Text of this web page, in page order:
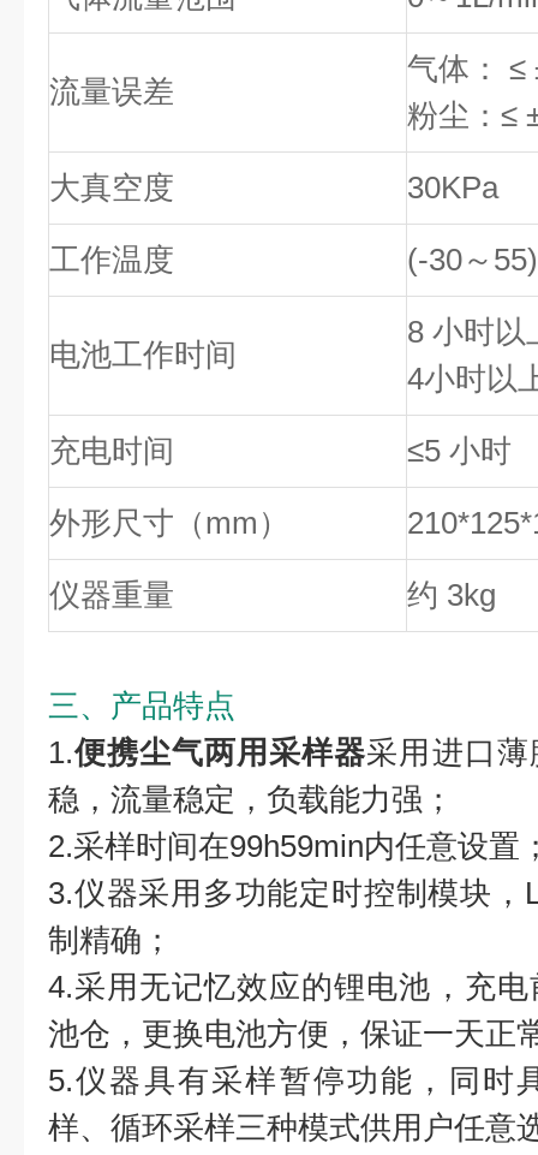
流量误差
气体： ≤
粉尘：≤
大真空度
30KPa
工作温度
(-30～
电池工作时间
8 小时以
4小时以
充电时间
≤5 小时
外形尺寸（mm）
仪器重量
约 3kg
三、产品特点
1.便携尘气两用采样器采用进口
稳，流量稳定，负载能力强；
2.采样时间在99h59min内任意设置
3.仪器采用多功能定时控制模块
制精确；
4.采用无记忆效应的锂电池，充
池仓，更换电池方便，保证一天正
5.仪器具有采样暂停功能，同时
样、循环采样三种模式供用户任意